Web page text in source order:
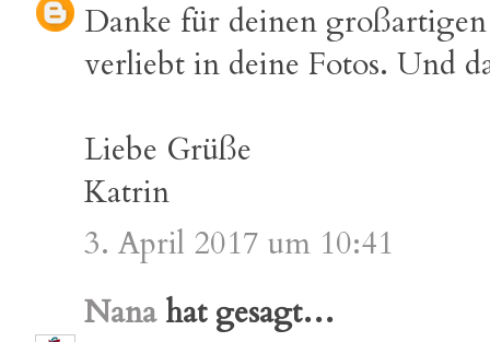
Danke für deinen
verliebt in deine Fotos. Und
Liebe Grüße
Katrin
3. April 2017 um 10:41
Nanahat gesagt…